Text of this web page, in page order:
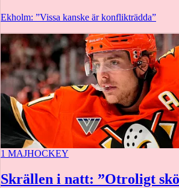
Ekholm: ”Vissa kanske är konflikträdda”
1 MAJHOCKEY
Skrällen i natt: ”Otroligt